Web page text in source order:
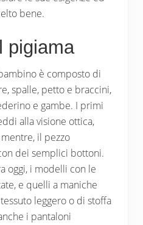
bene.
pigiama
è composto di
spalle, petto e braccini,
e gambe. I primi
alla visione ottica,
il pezzo
dei semplici bottoni.
oggi, i modelli con le
e quelli a maniche
leggero o di stoffa
i pantaloni